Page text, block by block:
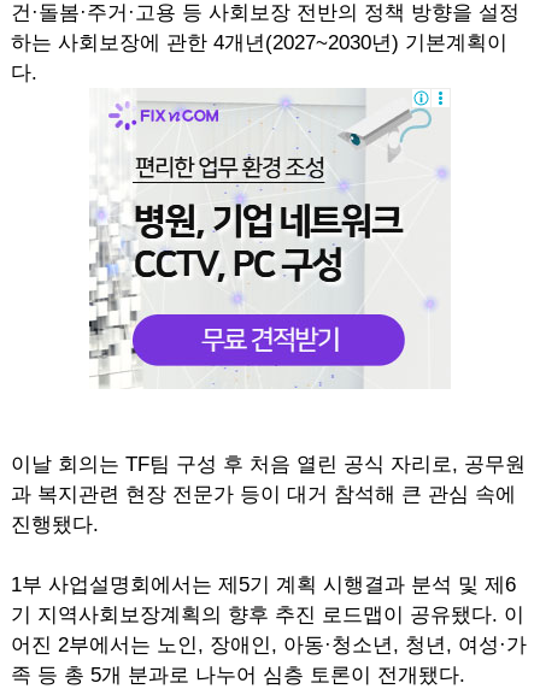
건·돌봄·주거·고용 등 사회보장 전반의 정책 방향을 설정
하는 사회보장에 관한 4개년(2027~2030년) 기본계획이
다.
이날 회의는 TF팀 구성 후 처음 열린 공식 자리로, 공무원
과 복지관련 현장 전문가 등이 대거 참석해 큰 관심 속에
진행됐다.
1부 사업설명회에서는 제5기 계획 시행결과 분석 및 제6
기 지역사회보장계획의 향후 추진 로드맵이 공유됐다. 이
어진 2부에서는 노인, 장애인, 아동·청소년, 청년, 여성·가
족 등 총 5개 분과로 나누어 심층 토론이 전개됐다.